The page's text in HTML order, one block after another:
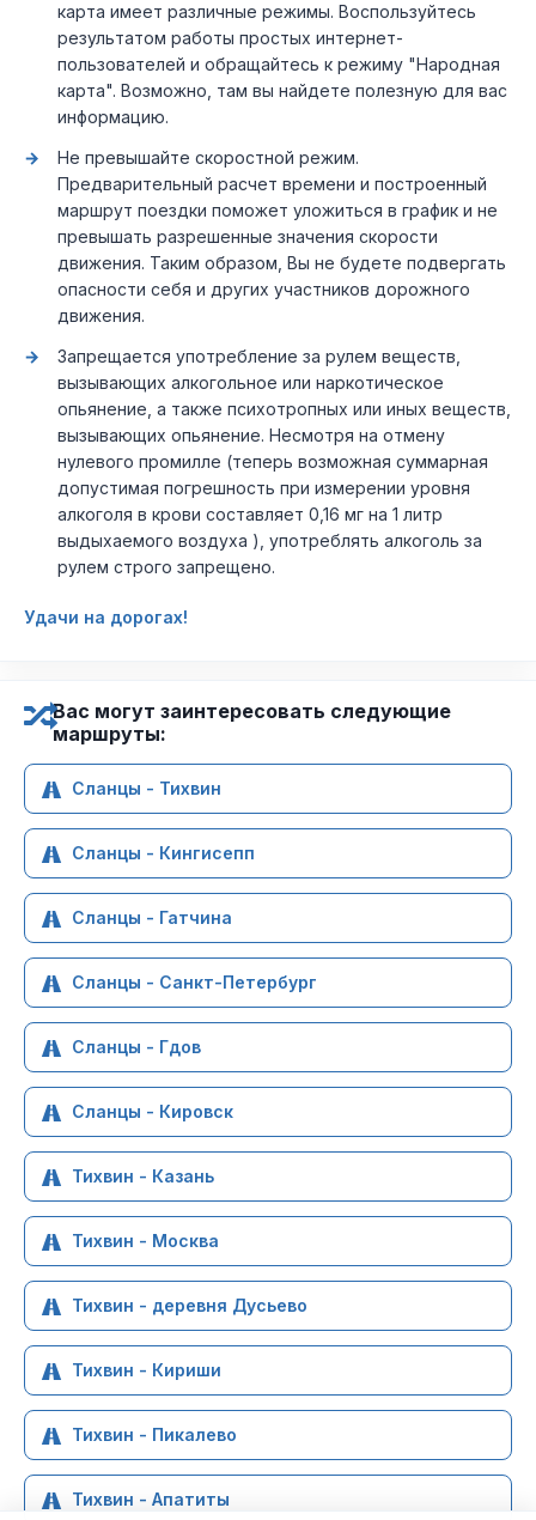
карта имеет различные режимы. Воспользуйтесь
результатом работы простых интернет-
пользователей и обращайтесь к режиму "Народная
карта". Возможно, там вы найдете полезную для вас
информацию.
Не превышайте скоростной режим.
Предварительный расчет времени и построенный
маршрут поездки поможет уложиться в график и не
превышать разрешенные значения скорости
движения. Таким образом, Вы не будете подвергать
опасности себя и других участников дорожного
движения.
Запрещается употребление за рулем веществ,
вызывающих алкогольное или наркотическое
опьянение, а также психотропных или иных веществ,
вызывающих опьянение. Несмотря на отмену
нулевого промилле (теперь возможная суммарная
допустимая погрешность при измерении уровня
алкоголя в крови составляет 0,16 мг на 1 литр
выдыхаемого воздуха ), употреблять алкоголь за
рулем строго запрещено.
Удачи на дорогах!
Вас могут заинтересовать следующие
маршруты:
Сланцы - Тихвин
Сланцы - Кингисепп
Сланцы - Гатчина
Сланцы - Санкт-Петербург
Сланцы - Гдов
Сланцы - Кировск
Тихвин - Казань
Тихвин - Москва
Тихвин - деревня Дусьево
Тихвин - Кириши
Тихвин - Пикалево
Тихвин - Апатиты